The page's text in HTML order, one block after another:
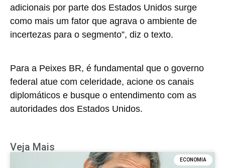
adicionais por parte dos Estados Unidos surge
como mais um fator que agrava o ambiente de
incertezas para o segmento”, diz o texto.
Para a Peixes BR, é fundamental que o governo
federal atue com celeridade, acione os canais
diplomáticos e busque o entendimento com as
autoridades dos Estados Unidos.
Veja Mais
ECONOMIA